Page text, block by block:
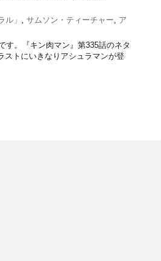
ル」 , サムソン・ティーチャー, ア
す。『キン肉マン』第335話のネタ
トにいきなりアシュラマンが登